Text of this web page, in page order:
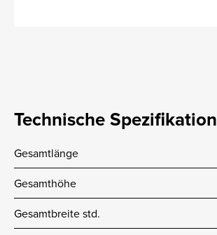
Technische Spezifikation
Gesamtlänge
Gesamthöhe
Gesamtbreite std.